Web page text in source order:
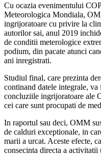
Cu ocazia evenimentului
Meteorologica Mondiala,
ingrijoratoare cu privire la
autorilor sai, anul 2019
de conditii meterologice
podium, din pacate atunci
ani inregistrati.
Studiul final, care prezinta
continand datele integrale,
concluziile ingrijoratoare ale
cei care sunt procupati de
In raportul sau deci, OMM
de calduri exceptionale, in
marii a urcat. Aceste efecte,
consecinta directa a activitatii